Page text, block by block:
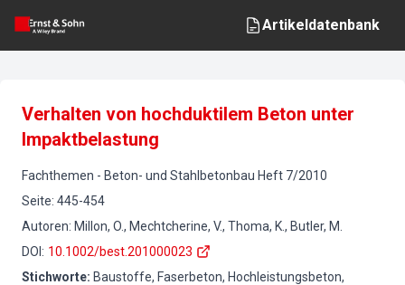
Artikeldatenbank
Verhalten von hochduktilem Beton unter
Impaktbelastung
Fachthemen - Beton- und Stahlbetonbau Heft 7/2010
Seite: 445-454
Autoren: Millon, O., Mechtcherine, V., Thoma, K., Butler, M.
DOI : 10.1002/best.201000023
Stichworte: Baustoffe, Faserbeton, Hochleistungsbeton,